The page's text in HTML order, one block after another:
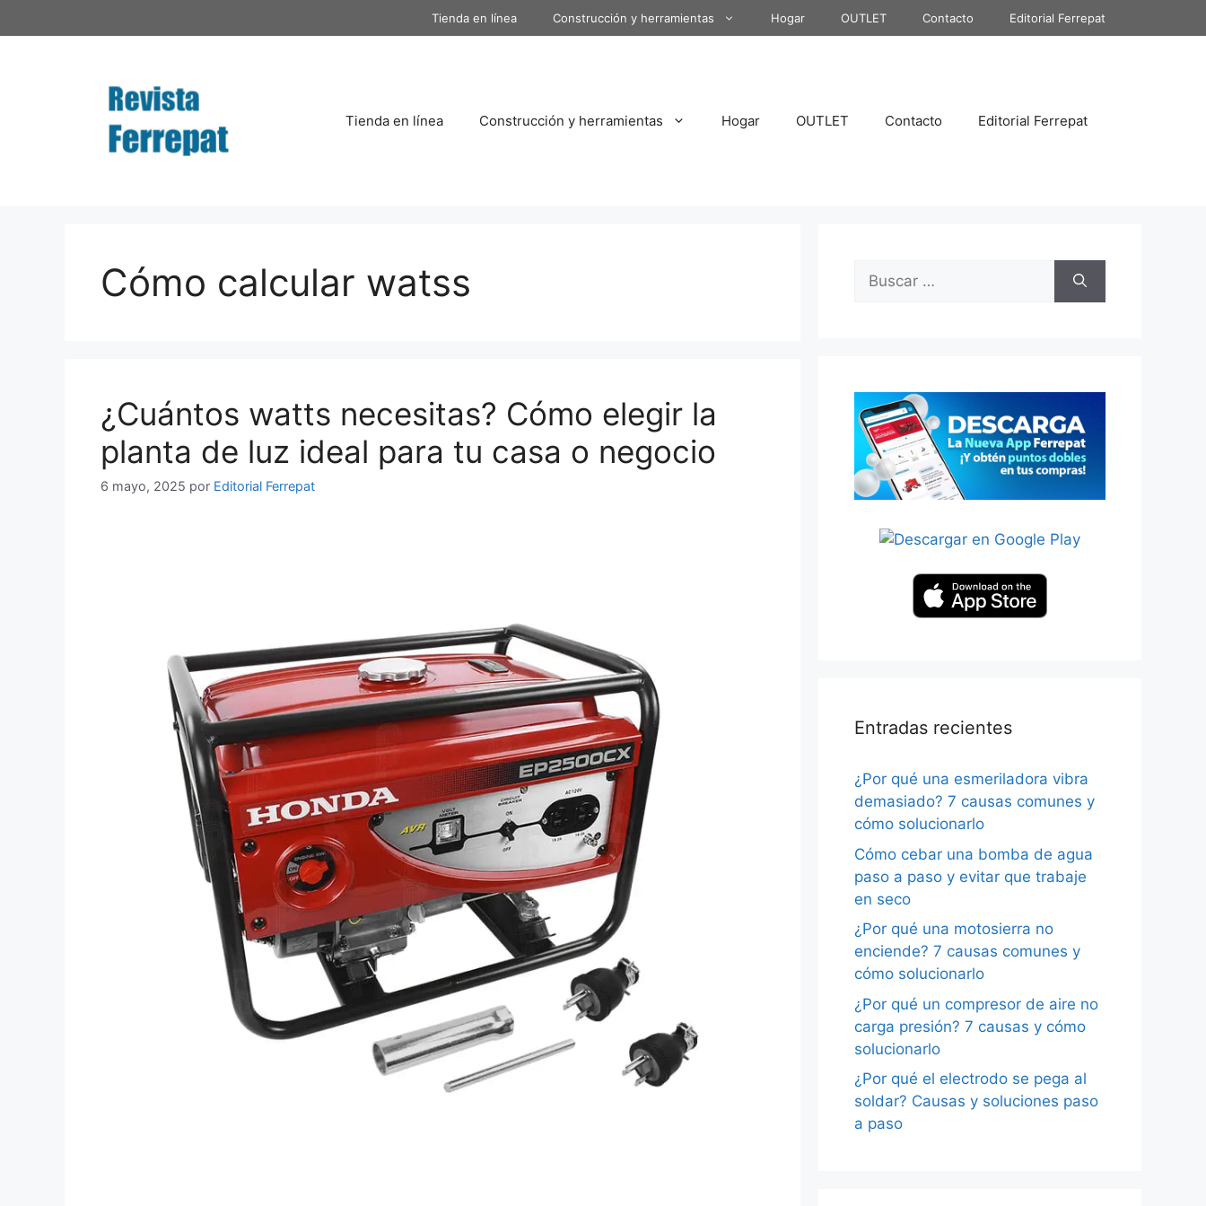
al
Tienda en línea Construcción y herramientas Hogar OUTLET Contacto Editorial Ferrepat
Tienda en línea Construcción y herramientas Hogar OUTLET Contacto Editorial Ferrepat
Cómo calcular watss
¿Cuántos watts necesitas? Cómo elegir la
planta de luz ideal para tu casa o negocio
6 mayo, 2025 por Editorial Ferrepat
Buscar:
Entradas recientes
¿Por qué una esmeriladora vibra
demasiado? 7 causas comunes y
cómo solucionarlo
Cómo cebar una bomba de agua
paso a paso y evitar que trabaje
en seco
¿Por qué una motosierra no
enciende? 7 causas comunes y
cómo solucionarlo
¿Por qué un compresor de aire no
carga presión? 7 causas y cómo
solucionarlo
¿Por qué el electrodo se pega al
soldar? Causas y soluciones paso
a paso